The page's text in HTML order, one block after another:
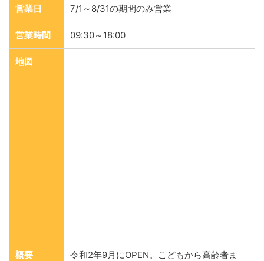
営業日 7/1～8/31の期間のみ営業
営業時間 09:30～18:00
地図
概要
令和2年9月にOPEN。こどもから高齢者ま